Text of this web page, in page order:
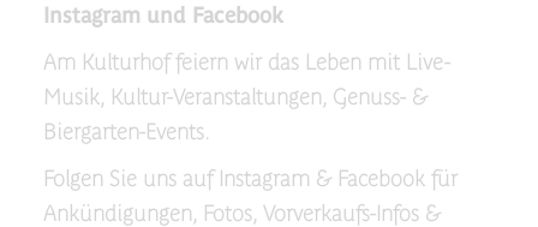
Instagram und Facebook
Am Kulturhof feiern wir das Leben mit Live-
Musik, Kultur-Veranstaltungen, Genuss- &
Biergarten-Events.
Folgen Sie uns auf Instagram & Facebook für
Ankündigungen, Fotos, Vorverkaufs-Infos &